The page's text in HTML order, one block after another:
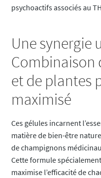
psychoactifs associés au
Une synergie
Combinaison
et de plantes
maximisé
Ces gélules incarnent
matière de bien-être
de champignons
Cette formule
maximise l’efficacité de